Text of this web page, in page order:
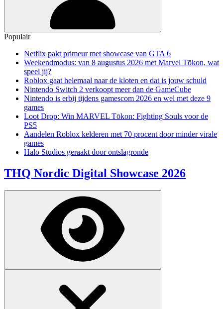
Populair
Netflix pakt primeur met showcase van GTA 6
Weekendmodus: van 8 augustus 2026 met Marvel Tōkon, wat
speel jij?
Roblox gaat helemaal naar de kloten en dat is jouw schuld
Nintendo Switch 2 verkoopt meer dan de GameCube
Nintendo is erbij tijdens gamescom 2026 en wel met deze 9
games
Loot Drop: Win MARVEL Tōkon: Fighting Souls voor de
PS5
Aandelen Roblox kelderen met 70 procent door minder virale
games
Halo Studios geraakt door ontslagronde
THQ Nordic Digital Showcase 2026